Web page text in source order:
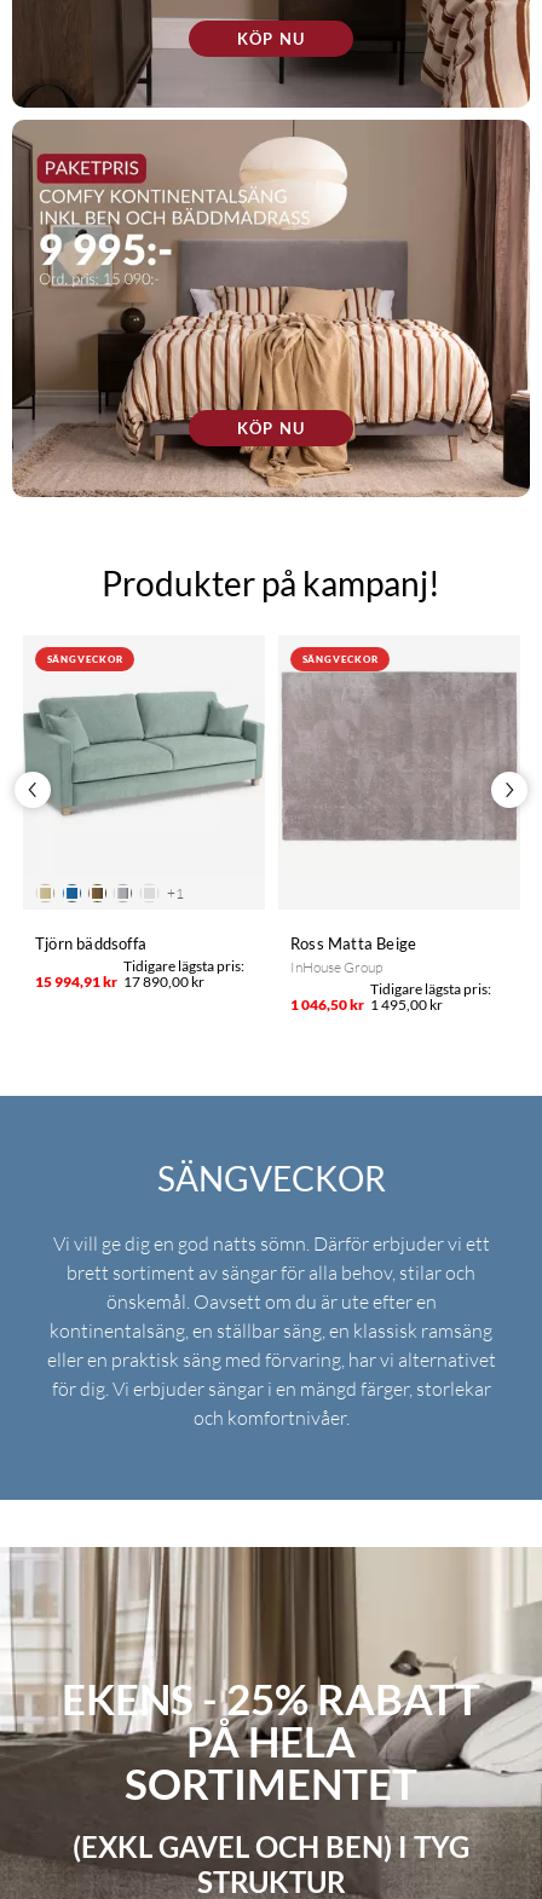
KÖP NU
KÖP NU
Produkter på kampanj!
SÄNGVECKOR
+1
Tjörn bäddsoffa
15 994,91 kr 17 890,00 kr
SÄNGVECKOR
Ross Matta Beige
InHouse Group
1 046,50 kr 1 495,00 kr
SÄNGVECKOR
Vi vill ge dig en god natts sömn. Därför erbjuder vi ett
brett sortiment av sängar för alla behov, stilar och
önskemål. Oavsett om du är ute efter en
kontinentalsäng, en ställbar säng, en klassisk ramsäng
eller en praktisk säng med förvaring, har vi alternativet
för dig. Vi erbjuder sängar i en mängd färger, storlekar
och komfortnivåer.
EKENS - 25% RABATT
PÅ HELA
SORTIMENTET
(EXKL GAVEL OCH BEN) I TYG
STRUKTUR